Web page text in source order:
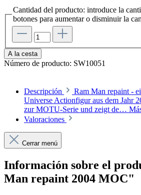
Cantidad del producto: introduce la
botones para aumentar o disminuir la
A la cesta
Número de producto: SW10051
Descripción
Ram Man repaint -
Universe Actionfigur aus dem Jahr
zur MOTU-Serie und zeigt de…
Valoraciones
Cerrar menú
Información sobre el
Man repaint 2004 MOC"